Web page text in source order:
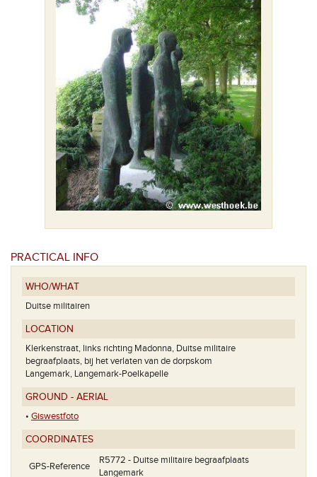
PRACTICAL INFO
WHO/WHAT
Duitse militairen
LOCATION
Klerkenstraat, links richting Madonna, Duitse militaire
begraafplaats, bij het verlaten van de dorpskom
Langemark, Langemark-Poelkapelle
GROUND - AERIAL
• Giswestfoto
COORDINATES
GPS-Reference
R5772 - Duitse militaire begraafplaats
Langemark